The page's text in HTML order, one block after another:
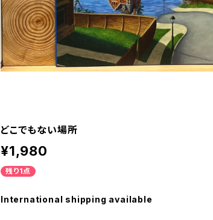
どこでもない場所
¥1,980
残り1点
International shipping available